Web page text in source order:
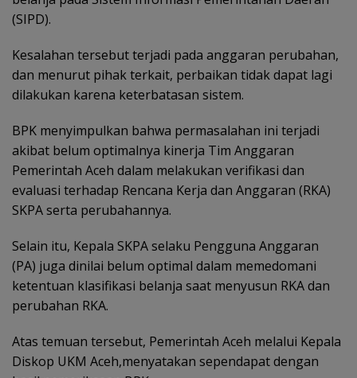
(SIPD).
Kesalahan tersebut terjadi pada anggaran perubahan,
dan menurut pihak terkait, perbaikan tidak dapat lagi
dilakukan karena keterbatasan sistem.
BPK menyimpulkan bahwa permasalahan ini terjadi
akibat belum optimalnya kinerja Tim Anggaran
Pemerintah Aceh dalam melakukan verifikasi dan
evaluasi terhadap Rencana Kerja dan Anggaran (RKA)
SKPA serta perubahannya.
Selain itu, Kepala SKPA selaku Pengguna Anggaran
(PA) juga dinilai belum optimal dalam memedomani
ketentuan klasifikasi belanja saat menyusun RKA dan
perubahan RKA.
Atas temuan tersebut, Pemerintah Aceh melalui Kepala
Diskop UKM Aceh,menyatakan sependapat dengan